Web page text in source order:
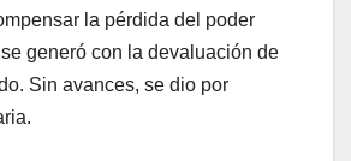
la pérdida del poder
generó con la devaluación de
Sin avances, se dio por